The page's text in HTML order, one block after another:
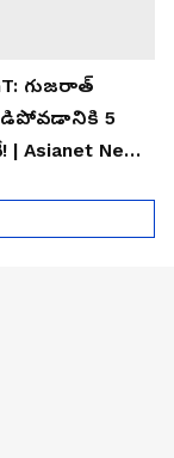
గుజరాత్
5
Asianet News